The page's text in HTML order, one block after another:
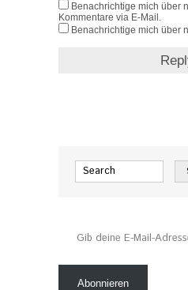
Benachrichtige mich über
Kommentare via E-Mail.
Benachrichtige mich über
Abonnieren